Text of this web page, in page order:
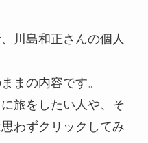
川島和正さんの個人
まの内容です。
旅をしたい人や、そ
わずクリックしてみ